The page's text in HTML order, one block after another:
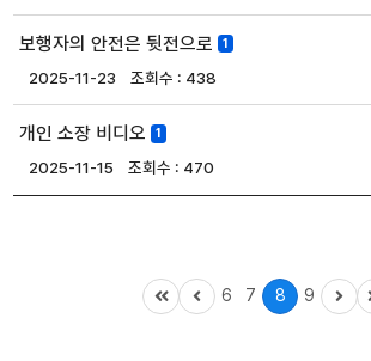
보행자의 안전은 뒷전으로 1
2025-11-23 438
개인 소장 비디오 1
2025-11-15 470
6 7 8 9